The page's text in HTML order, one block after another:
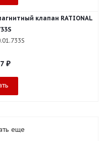
клапан RATIONAL
₽
еще